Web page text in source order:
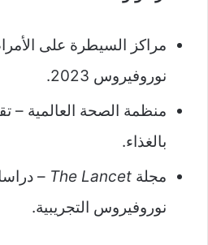
نوروفيروس 2023.
منظمة الصحة العالمية –
بالغذاء.
مجلة The Lancet
–
نوروفيروس التجريبية.